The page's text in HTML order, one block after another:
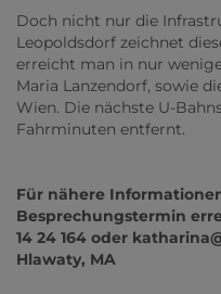
Doch nicht nur die
Leopoldsdorf zeichnet
erreicht man in nur
Maria Lanzendorf, sowie
Wien. Die nächste U-
Fahrminuten entfernt.
Für nähere
Besprechungstermin
14 24 164 oder
Hlawaty, MA